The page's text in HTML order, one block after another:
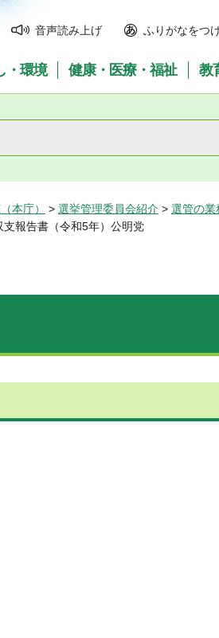
音声読み上げ ふりがなをつ
・環境 健康・医療・福祉 教
本庁） > 選挙管理委員会紹介 > 選管の業
支報告書（令和5年）公明党